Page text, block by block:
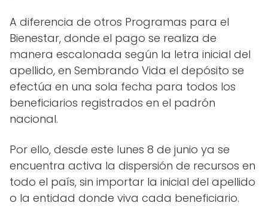
A diferencia de otros Programas para el
Bienestar, donde el pago se realiza de
manera escalonada según la letra inicial del
apellido, en Sembrando Vida el depósito se
efectúa en una sola fecha para todos los
beneficiarios registrados en el padrón
nacional.
Por ello, desde este lunes 8 de junio ya se
encuentra activa la dispersión de recursos en
todo el país, sin importar la inicial del apellido
o la entidad donde viva cada beneficiario.